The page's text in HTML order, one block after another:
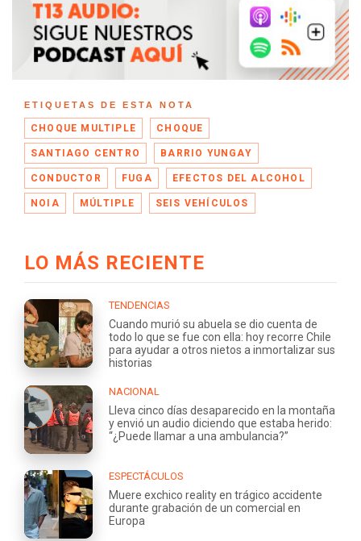
ETIQUETAS DE ESTA NOTA
CHOQUE MULTIPLE CHOQUE
SANTIAGO CENTRO BARRIO YUNGAY
CONDUCTOR FUGA EFECTOS DEL ALCOHOL
NOIA MÚLTIPLE SEIS VEHÍCULOS
LO MÁS RECIENTE
TENDENCIAS
Cuando murió su abuela se dio cuenta de
todo lo que se fue con ella: hoy recorre Chile
para ayudar a otros nietos a inmortalizar sus
historias
NACIONAL
Lleva cinco días desaparecido en la montaña
y envió un audio diciendo que estaba herido:
“¿Puede llamar a una ambulancia?”
ESPECTÁCULOS
Muere exchico reality en trágico accidente
durante grabación de un comercial en
Europa